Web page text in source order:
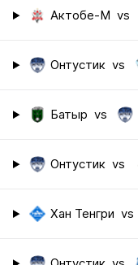
Актобе-М vs
Онтустик vs
Батыр vs
Онтустик vs
Хан Тенгри vs